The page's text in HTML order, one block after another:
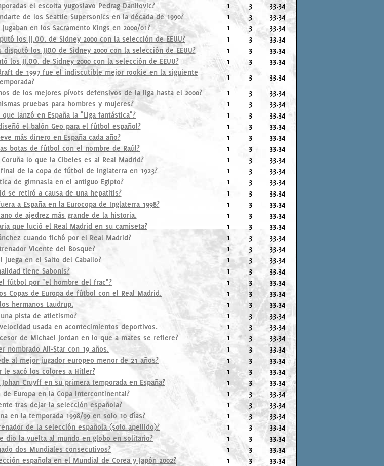
el escolta yugoslavo Pedrag Danilovic? 1 3
33.34
de los Seattle Supersonics en la década de 1990? 1 3
33.34
en los Sacramento Kings en 2000/01? 1 3
33.34
los JJ.OO. de Sidney 2000 con la selección de EEUU? 1 3
33.34
los JJOO de Sidney 2000 con la selección de EEUU? 1 3
33.34
los JJ.OO. de Sidney 2000 con la selección de EEUU? 1 3
33.34
de 1997 fue el indiscutible mejor rookie en la siguiente
1 3
33.34
de los mejores pívots defensivos de la liga hasta el 2000? 1 3
33.34
pruebas para hombres y mujeres? 1 3
33.34
lanzó en España la "Liga fantástica"? 1 3
33.34
el balón Geo para el fútbol español? 1 3
33.34
más dinero en España cada año? 1 3
33.34
botas de fútbol con el nombre de Raúl? 1 3
33.34
lo que la Cibeles es al Real Madrid? 1 3
33.34
de la copa de fútbol de Inglaterra en 1923? 1 3
33.34
de gimnasia en el antiguo Egipto? 1 3
33.34
se retiró a causa de una hepatitis? 1 3
33.34
a España en la Eurocopa de Inglaterra 1998? 1 3
33.34
de ajedrez más grande de la historia. 1 3
33.34
que lució el Real Madrid en su camiseta? 1 3
33.34
cuando fichó por el Real Madrid? 1 3
33.34
Vicente del Bosque? 1 3
33.34
juega en el Salto del Caballo? 1 3
33.34
tiene Sabonis? 1 3
33.34
fútbol por "el hombre del frac"? 1 3
33.34
Copas de Europa de fútbol con el Real Madrid. 1 3
33.34
hermanos Laudrup. 1 3
33.34
pista de atletismo? 1 3
33.34
usada en acontecimientos deportivos. 1 3
33.34
de Michael Jordan en lo que a mates se refiere? 1 3
33.34
nombrado All-Star con 19 años. 1 3
33.34
al mejor jugador europeo menor de 21 años? 1 3
33.34
le sacó los colores a Hitler? 1 3
33.34
Cruyff en su primera temporada en España? 1 3
33.34
Europa en la Copa Intercontinental? 1 3
33.34
tras dejar la selección española? 1 3
33.34
en la temporada 1998/99 en solo 10 días? 1 3
33.34
de la selección española (solo apellido)? 1 3
33.34
dio la vuelta al mundo en globo en solitario? 1 3
33.34
dos Mundiales consecutivos? 1 3
33.34
española en el Mundial de Corea y Japón 2002? 1 3
33.34